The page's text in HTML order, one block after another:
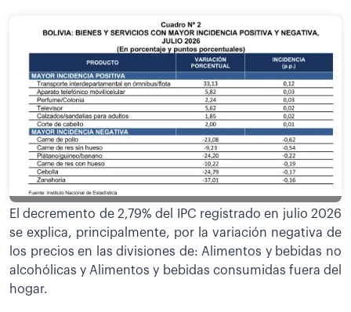
El decremento de 2,79% del IPC registrado en julio 2026
se explica, principalmente, por la variación negativa de
los precios en las divisiones de: Alimentos y bebidas no
alcohólicas y Alimentos y bebidas consumidas fuera del
hogar.